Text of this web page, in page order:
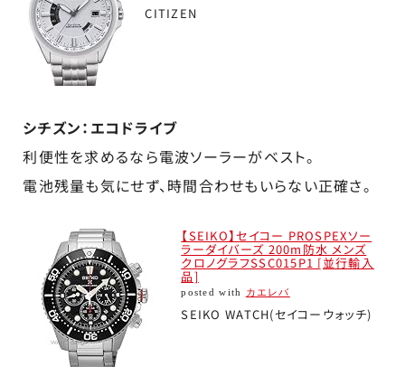
CITIZEN
シチズン：エコドライブ
利便性を求めるなら電波ソーラーがベスト。
電池残量も気にせず、時間合わせもいらない正確さ。
【SEIKO】セイコー PROSPEXソー
ラーダイバーズ 200m防水 メンズ
クロノグラフSSC015P1 [並行輸入
品]
posted with カエレバ
SEIKO WATCH(セイコーウォッチ)